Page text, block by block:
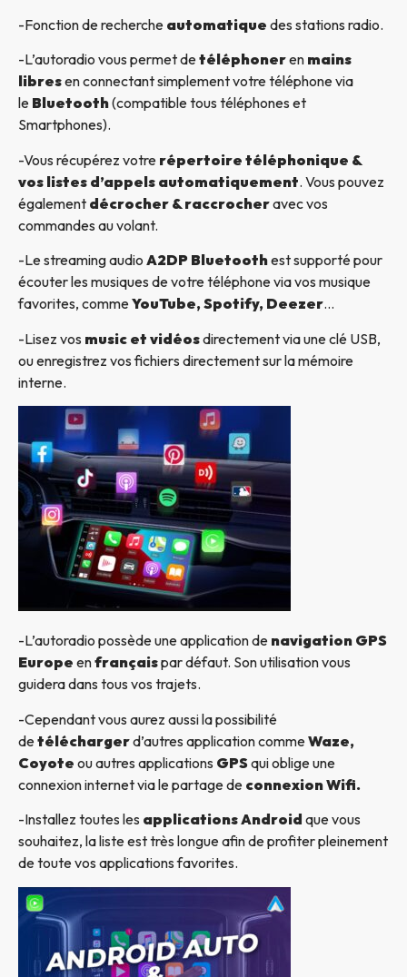
-Fonction de recherche automatique des stations radio.
-L’autoradio vous permet detéléphoneren mains
libresen connectant simplement votre téléphone via
le Bluetooth(compatible tous téléphones et
Smartphones).
-Vous récupérez votre répertoire téléphonique &
vos listes d’appels automatiquement. Vous pouvez
également décrocher & raccrocheravec vos
commandes au volant.
-Le streaming audio A2DP Bluetoothest supporté pour
écouter les musiques de votre téléphone via vos musique
favorites, commeYouTube, Spotify, Deezer…
-Lisez vos music et vidéosdirectement via une clé USB,
ou enregistrez vos fichiers directement sur la mémoire
interne.
-L’autoradio possède une application de navigation GPS
Europe enfrançaispar défaut. Son utilisation vous
guidera dans tous vos trajets.
-Cependant vous aurez aussi la possibilité
detéléchargerd’autres application commeWaze,
Coyote ou autres applications GPSqui oblige une
connexion internet via le partage de connexion Wifi.
-Installez toutes les applications Android que vous
souhaitez, la liste est très longue afin de profiter pleinement
de toute vos applications favorites.